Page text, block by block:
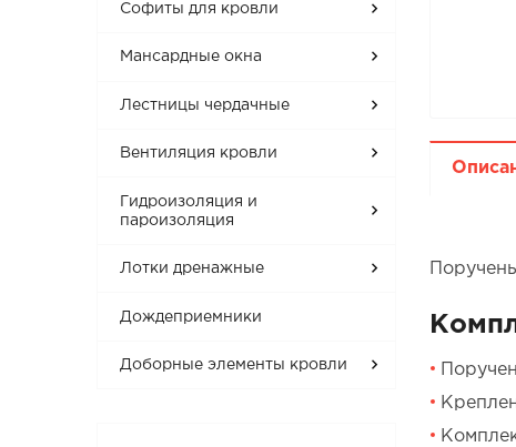
Софиты для кровли
Мансардные окна
Лестницы чердачные
Вентиляция кровли
Гидроизоляция и
пароизоляция
Лотки дренажные
Дождеприемники
Доборные элементы кровли